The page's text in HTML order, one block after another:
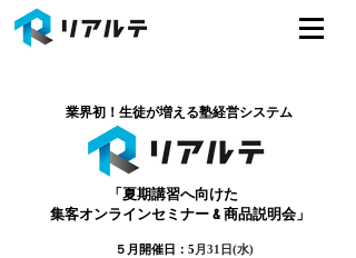
業界初！生徒が増える塾経営システム
「夏期講習へ向けた
集客オンラインセミナー & 商品説明会」
５月開催日：5月31 日(水)